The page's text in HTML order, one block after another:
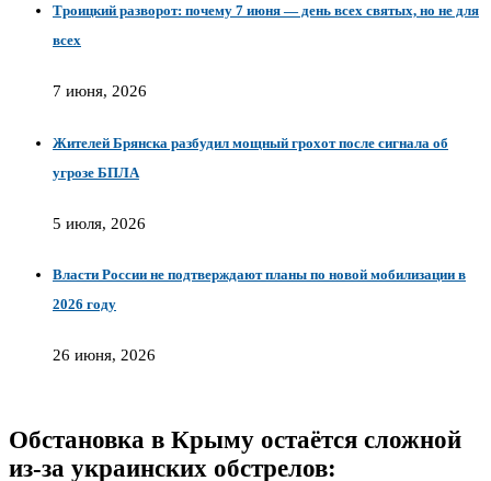
Троицкий разворот: почему 7 июня — день всех святых, но не для
всех
7 июня, 2026
Жителей Брянска разбудил мощный грохот после сигнала об
угрозе БПЛА
5 июля, 2026
Власти России не подтверждают планы по новой мобилизации в
2026 году
26 июня, 2026
Обстановка в Крыму остаётся сложной
из-за украинских обстрелов: